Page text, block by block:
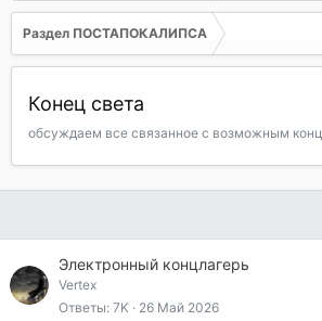
Раздел ПОСТАПОКАЛИПСА
Конец света
обсуждаем все связанное с возможным
Электронный концлагерь
Vertex
Ответы 7K 26 Май 2026